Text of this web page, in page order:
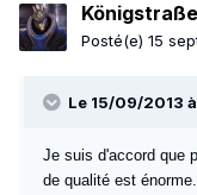
Königstraße
Posté(e) 15
Le 15/09/2013
Je suis d'accord que
de qualité est